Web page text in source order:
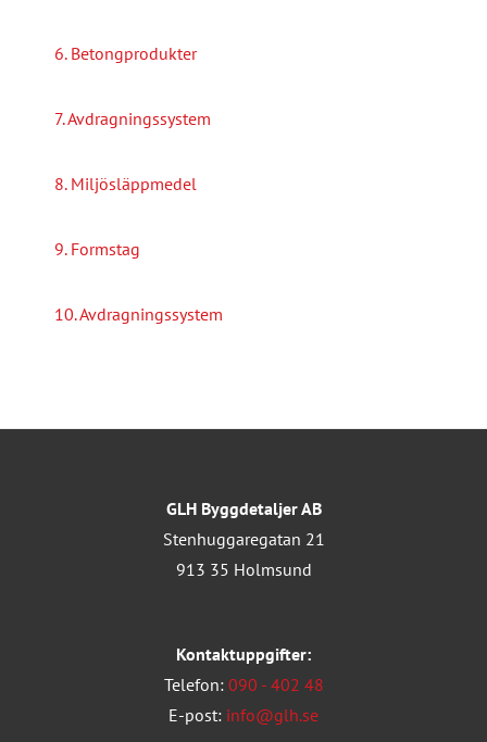
6. Betongprodukter
7. Avdragningssystem
8. Miljösläppmedel
9. Formstag
10. Avdragningssystem
GLH Byggdetaljer AB
Stenhuggaregatan 21
913 35 Holmsund
Kontaktuppgifter:
Telefon: 090 - 402 48
E-post: info@glh.se